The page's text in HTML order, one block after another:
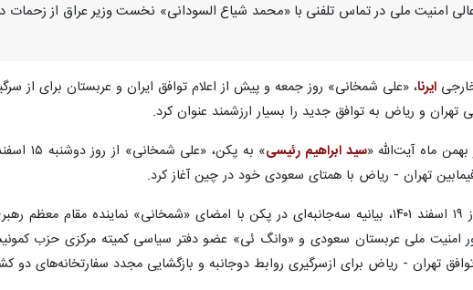
عالی امنیت ملی در تماس تلفنی با «محمد شیاع السودانی» نخست‌ وزیر عراق از
ایرنا، «علی شمخانی» روز جمعه و پیش از اعلام توافق ایران و عربستان برای از
تهران و ریاض به توافق جدید را بسیار ارزشمند عنوان کرد.
ماه آیت‌الله «سید ابراهیم رئیسی
» به
تهران - ریاض با همتای سعودی خود در چین آغاز کرد.
در پایان این مذاکرات، امروز ۱۹ اسفند ۱۴۰۱، بیانیه سه‌جانبه‌ای در پکن با امضای
امنیت ملی عربستان سعودی و «وانگ ئی» عضو دفتر سیاسی کمیته مرکزی حزب
- ریاض برای ازسرگیری روابط دوجانبه و بازگشایی مجدد سفارتخانه‌های دو کشور بعد از ۷ سال قطع